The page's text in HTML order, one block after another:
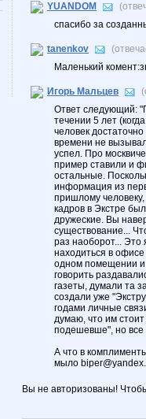
YUANDOM
спасибо за
tanenkov
Маленький
Игорь Мальцев
Ответ следующий:
течении 5 лет
человек
времени не
успел. Про
пример ставили и
остальные.
информация из
пришлому человеку,
кадров в Экстре
дружеские. Вы
существование...
раз наоборот...
находиться в
одном помещении и
говорить
газеты, думали та
создали уже
годами личные
думаю, что им стоит
подешевше", но все
А что в
мыло
Вы не авторизованы!